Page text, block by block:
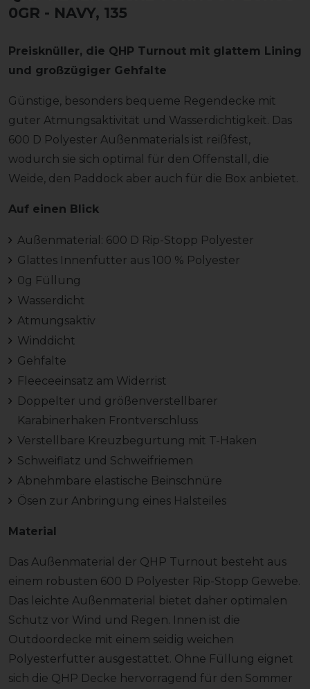
0GR - NAVY, 135
Preisknüller, die QHP Turnout mit glattem Lining
und großzügiger Gehfalte
Günstige, besonders bequeme Regendecke mit
guter Atmungsaktivität und Wasserdichtigkeit. Das
600 D Polyester Außenmaterials ist reißfest,
wodurch sie sich optimal für den Offenstall, die
Weide, den Paddock aber auch für die Box anbietet.
Auf einen Blick
Außenmaterial: 600 D Rip-Stopp Polyester
Glattes Innenfutter aus 100 % Polyester
0g Füllung
Wasserdicht
Atmungsaktiv
Winddicht
Gehfalte
Fleeceeinsatz am Widerrist
Doppelter und größenverstellbarer
Karabinerhaken Frontverschluss
Verstellbare Kreuzbegurtung mit T-Haken
Schweiflatz und Schweifriemen
Abnehmbare elastische Beinschnüre
Ösen zur Anbringung eines Halsteiles
Material
Das Außenmaterial der QHP Turnout besteht aus
einem robusten 600 D Polyester Rip-Stopp Gewebe.
Das leichte Außenmaterial bietet daher optimalen
Schutz vor Wind und Regen. Innen ist die
Outdoordecke mit einem seidig weichen
Polyesterfutter ausgestattet. Ohne Füllung eignet
sich die QHP Decke hervorragend für den Sommer